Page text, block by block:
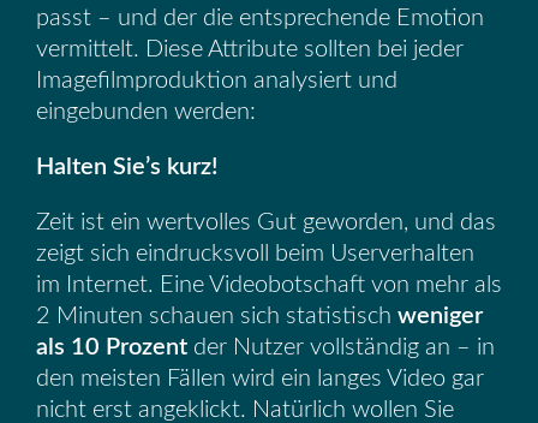
passt – und der die entsprechende Emotion
vermittelt. Diese Attribute sollten bei jeder
Imagefilmproduktion analysiert und
eingebunden werden:
Halten Sie’s kurz!
Zeit ist ein wertvolles Gut geworden, und das
zeigt sich eindrucksvoll beim Userverhalten
im Internet. Eine Videobotschaft von mehr als
2 Minuten schauen sich statistisch weniger
als 10 Prozent der Nutzer vollständig an – in
den meisten Fällen wird ein langes Video gar
nicht erst angeklickt. Natürlich wollen Sie